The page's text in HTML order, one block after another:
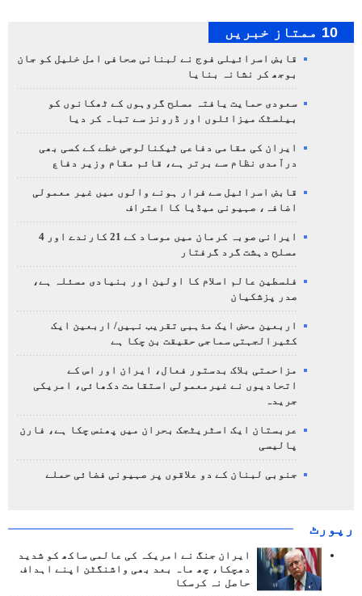
10 ممتاز خبریں
قابض اسرائیلی فوج نے لبنانی صحافی امل خلیل کو جان
بوجھ کر نشانہ بنایا
سعودی حمایت یافتہ مسلح گروہوں کے ٹھکانوں کو
بیلسٹک میزائلوں اور ڈرونز سے تباہ کر دیا
ایران کی مقامی دفاعی ٹیکنالوجی خطے کے کسی بھی
درآمدی نظام سے برتر ہے، قائم مقام وزیر دفاع
قابض اسرائیل سے فرار ہونے والوں میں غیر معمولی
اضافہ، صہیونی میڈیا کا اعتراف
ایرانی صوبہ کرمان میں موساد کے 21 کارندے اور 4
مسلح دہشت گرد گرفتار
فلسطین عالم اسلام کا اولین اور بنیادی مسئلہ ہے،
صدر پزشکیان
اربعین محض ایک مذہبی تقریب نہیں/ اربعین ایک
کثیرالجہتی سماجی حقیقت بن چکا ہے
مزاحمتی بلاک بدستور فعال، ایران اور اس کے
اتحادیوں نے غیرمعمولی استقامت دکھائی، امریکی
جریدہ
عربستان ایک اسٹریٹجک بحران میں پھنس چکا ہے، فارن
پالیسی
جنوبی لبنان کے دو علاقوں پر صہیونی فضائی حملے
رپورٹ
ایران جنگ نے امریکہ کی عالمی ساکھ کو شدید
دھچکا، چھ ماہ بعد بھی واشنگٹن اپنے اہداف
حاصل نہ کرسکا